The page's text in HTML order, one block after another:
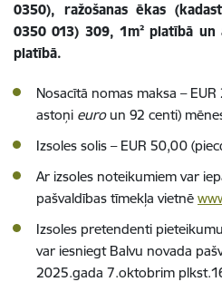
0350), ražošanas ēkas
0350 013) 309, 1m² platībā
platībā.
Nosacītā nomas maksa – EUR
astoņi euroun 92 centi)
Izsoles solis – EUR 50,00
Ar izsoles noteikumiem var
pašvaldības tīmekļa vietnē
Izsoles pretendenti
var iesniegt Balvu novada
2025.gada 7.oktobrim